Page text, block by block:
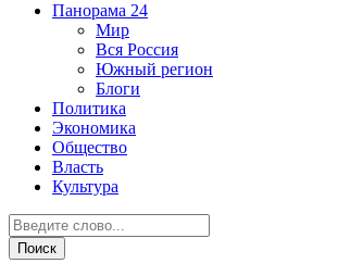
Панорама 24
Мир
Вся Россия
Южный регион
Блоги
Политика
Экономика
Общество
Власть
Культура